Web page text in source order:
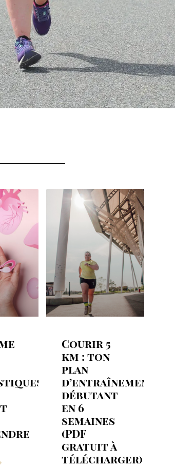
Courir 5
km : ton
plan
d’entraînement
débutant
en 6
semaines
(PDF
gratuit à
télécharger)